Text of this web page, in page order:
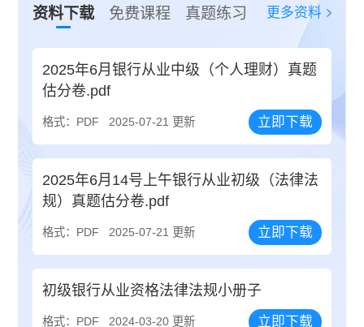
资料下载 免费课程 真题练习 更多资料
2025年6月银行从业中级（个人理财）真题
估分卷.pdf
格式：PDF 2025-07-21 更新 立即下载
2025年6月14号上午银行从业初级（法律法
规）真题估分卷.pdf
格式：PDF 2025-07-21 更新 立即下载
初级银行从业资格法律法规小册子
格式：PDF 2024-03-20 更新 立即下载